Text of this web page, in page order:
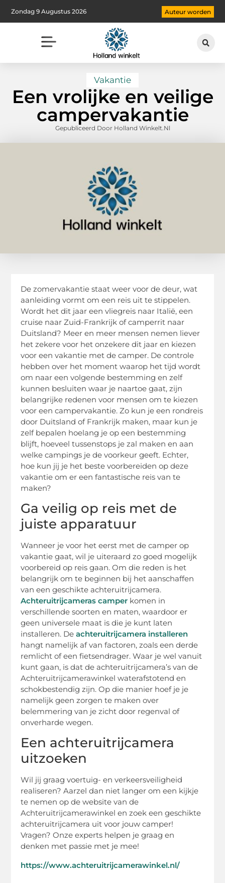
Zondag 9 Augustus 2026 Auteur worden
Vakantie
Een vrolijke en veilige
campervakantie
Gepubliceerd Door Holland Winkelt.nl
De zomervakantie staat weer voor de deur, wat
aanleiding vormt om een reis uit te stippelen.
Wordt het dit jaar een vliegreis naar Italië, een
cruise naar Zuid-Frankrijk of camperrit naar
Duitsland? Meer en meer mensen nemen liever
het zekere voor het onzekere dit jaar en kiezen
voor een vakantie met de camper. De controle
hebben over het moment waarop het tijd wordt
om naar een volgende bestemming en zelf
kunnen besluiten waar je naartoe gaat, zijn
belangrijke redenen voor mensen om te kiezen
voor een campervakantie. Zo kun je een rondreis
door Duitsland of Frankrijk maken, maar kun je
zelf bepalen hoelang je op een bestemming
blijft, hoeveel tussenstops je zal maken en aan
welke campings je de voorkeur geeft. Echter,
hoe kun jij je het beste voorbereiden op deze
vakantie om er een fantastische reis van te
maken?
Ga veilig op reis met de
juiste apparatuur
Wanneer je voor het eerst met de camper op
vakantie gaat, wil je uiteraard zo goed mogelijk
voorbereid op reis gaan. Om die reden is het
belangrijk om te beginnen bij het aanschaffen
van een geschikte achteruitrijcamera.
Achteruitrijcameras camper komen in
verschillende soorten en maten, waardoor er
geen universele maat is die je kunt laten
installeren. Deachteruitrijcamera installeren
hangt namelijk af van factoren, zoals een derde
remlicht of een fietsendrager. Waar je wel vanuit
kunt gaan, is dat de achteruitrijcamera’s van de
Achteruitrijcamerawinkel waterafstotend en
schokbestendig zijn. Op die manier hoef je je
namelijk geen zorgen te maken over
belemmering van je zicht door regenval of
onverharde wegen.
Een achteruitrijcamera
uitzoeken
Wil jij graag voertuig- en verkeersveiligheid
realiseren? Aarzel dan niet langer om een kijkje
te nemen op de website van de
Achteruitrijcamerawinkel en zoek een geschikte
achteruitrijcamera uit voor jouw camper!
Vragen? Onze experts helpen je graag en
denken met passie met je mee!
https://www.achteruitrijcamerawinkel.nl/